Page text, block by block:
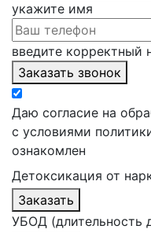
укажите имя
введите корректный
Заказать звонок
Даю согласие на
с условиями
ознакомлен
Детоксикация от
Заказать
УБОД (длительность